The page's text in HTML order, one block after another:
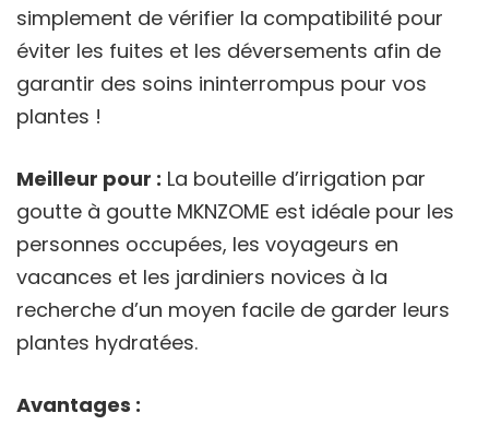
simplement de vérifier la compatibilité pour
éviter les fuites et les déversements afin de
garantir des soins ininterrompus pour vos
plantes !
Meilleur pour : La bouteille d’irrigation par
goutte à goutte MKNZOME est idéale pour les
personnes occupées, les voyageurs en
vacances et les jardiniers novices à la
recherche d’un moyen facile de garder leurs
plantes hydratées.
Avantages :